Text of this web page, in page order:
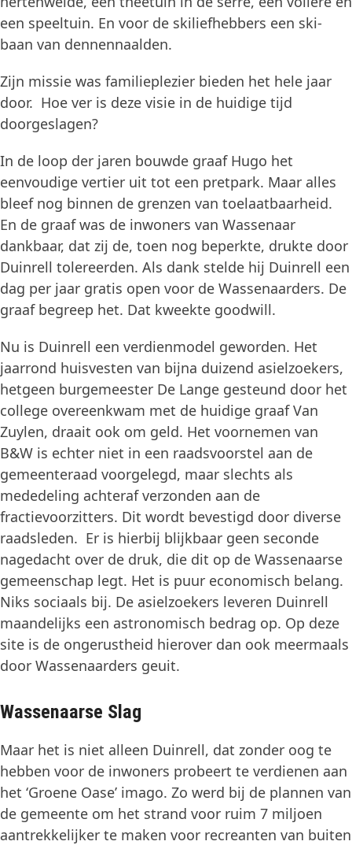
een speeltuin. En voor de skiliefhebbers een ski-
baan van dennennaalden.
Zijn missie was familieplezier bieden het hele jaar
door. Hoe ver is deze visie in de huidige tijd
doorgeslagen?
In de loop der jaren bouwde graaf Hugo het
eenvoudige vertier uit tot een pretpark. Maar alles
bleef nog binnen de grenzen van toelaatbaarheid.
En de graaf was de inwoners van Wassenaar
dankbaar, dat zij de, toen nog beperkte, drukte door
Duinrell tolereerden. Als dank stelde hij Duinrell een
dag per jaar gratis open voor de Wassenaarders. De
graaf begreep het. Dat kweekte goodwill.
Nu is Duinrell een verdienmodel geworden. Het
jaarrond huisvesten van bijna duizend asielzoekers,
hetgeen burgemeester De Lange gesteund door het
college overeenkwam met de huidige graaf Van
Zuylen, draait ook om geld. Het voornemen van
B&W is echter niet in een raadsvoorstel aan de
gemeenteraad voorgelegd, maar slechts als
mededeling achteraf verzonden aan de
fractievoorzitters. Dit wordt bevestigd door diverse
raadsleden. Er is hierbij blijkbaar geen seconde
nagedacht over de druk, die dit op de Wassenaarse
gemeenschap legt. Het is puur economisch belang.
Niks sociaals bij. De asielzoekers leveren Duinrell
maandelijks een astronomisch bedrag op. Op deze
site is de ongerustheid hierover dan ook meermaals
door Wassenaarders geuit.
Wassenaarse Slag
Maar het is niet alleen Duinrell, dat zonder oog te
hebben voor de inwoners probeert te verdienen aan
het ‘Groene Oase’ imago. Zo werd bij de plannen van
de gemeente om het strand voor ruim 7 miljoen
aantrekkelijker te maken voor recreanten van buiten